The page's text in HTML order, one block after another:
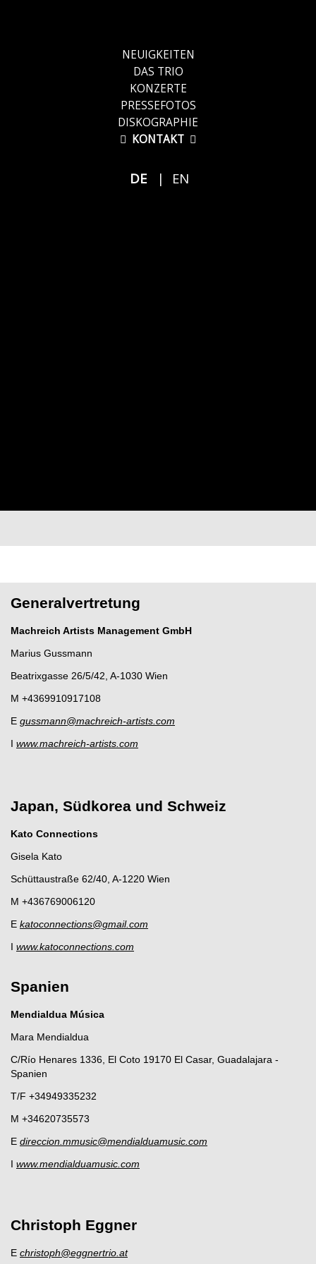
NEUIGKEITEN
DAS TRIO
KONZERTE
PRESSEFOTOS
DISKOGRAPHIE
KONTAKT
DE EN
Generalvertretung
Machreich Artists Management GmbH
Marius Gussmann
Beatrixgasse 26/5/42, A-1030 Wien
M +4369910917108
E gussmann@machreich-artists.com
I www.machreich-artists.com
Japan, Südkorea und Schweiz
Kato Connections
Gisela Kato
Schüttaustraße 62/40, A-1220 Wien
M +436769006120
E katoconnections@gmail.com
I www.katoconnections.com
Spanien
Mendialdua Música
Mara Mendialdua
C/Río Henares 1336, El Coto 19170 El Casar, Guadalajara -
Spanien
T/F +34949335232
M +34620735573
E direccion.mmusic@mendialduamusic.com
I www.mendialduamusic.com
Christoph Eggner
E christoph@eggnertrio.at